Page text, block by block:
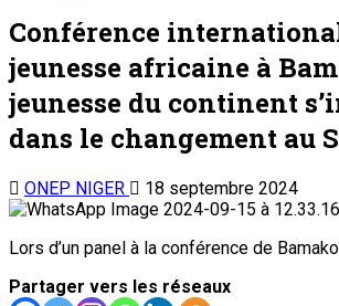
Conférence
jeunesse africaine à
jeunesse du continent
dans le changement au
ONEP NIGER 18 septembre 2024
Lors d’un panel à la conférence de Bamako
Partager vers les réseaux